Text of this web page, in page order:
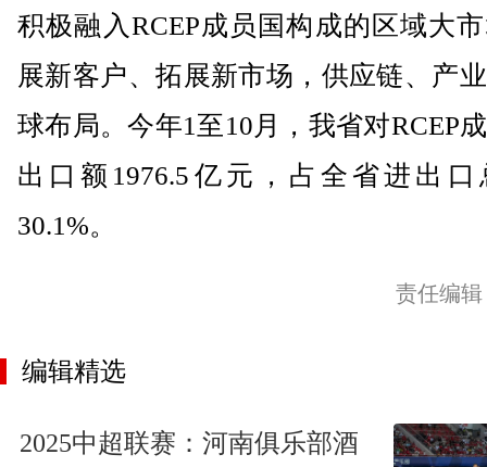
积极融入RCEP成员国构成的区域大
展新客户、拓展新市场，供应链、产
球布局。今年1至10月，我省对RCEP
出口额1976.5亿元，占全省进出口
30.1%。
责任编
编辑精选
2025中超联赛：河南俱乐部酒